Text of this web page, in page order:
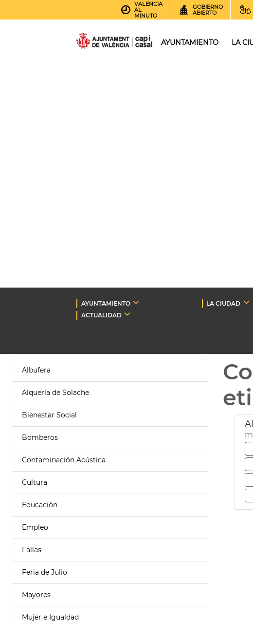
VALENCIA
AL
MINUTO
GOBIERNO
ABIERTO
AYUNTAMIENTO LA
AYUNTAMIENTO LA CIUDAD
ACTUALIDAD
Albufera
Alquería de Solache
Bienestar Social
Bomberos
Contaminación Acústica
Cultura
Educación
Empleo
Fallas
Feria de Julio
Mayores
Mujer e Igualdad